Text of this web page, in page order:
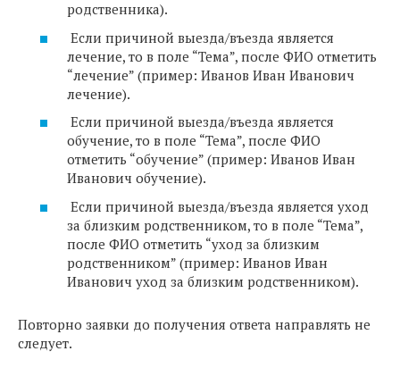
родственника).
Если причиной выезда/въезда является
лечение, то в поле “Тема”, после ФИО отметить
“лечение” (пример: Иванов Иван Иванович
лечение).
Если причиной выезда/въезда является
обучение, то в поле “Тема”, после ФИО
отметить “обучение” (пример: Иванов Иван
Иванович обучение).
Если причиной выезда/въезда является уход
за близким родственником, то в поле “Тема”,
после ФИО отметить “уход за близким
родственником” (пример: Иванов Иван
Иванович уход за близким родственником).
Повторно заявки до получения ответа направлять не
следует.